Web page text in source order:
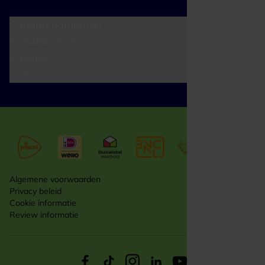
Algemene voorwaarden
Privacy beleid
Cookie informatie
Review informatie